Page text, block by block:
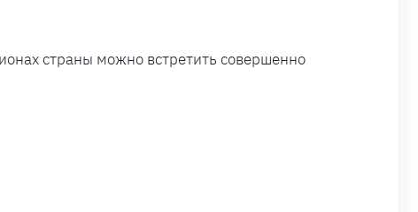
страны можно встретить совершенно